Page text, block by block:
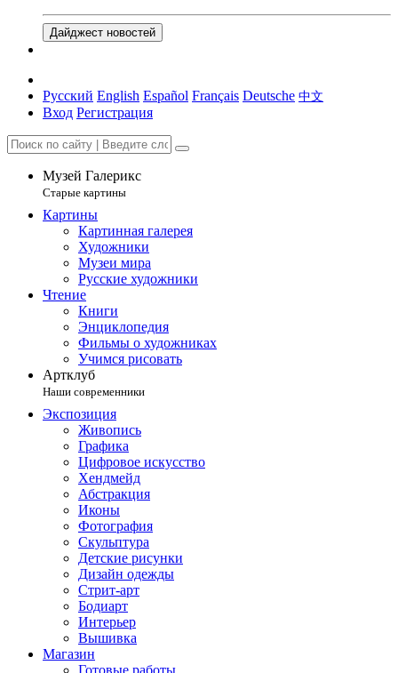
Дайджест новостей
Русский English Español Français Deutsche 中文
Вход Регистрация
Музей Галерикс
Старые картины
Картины
Картинная галерея
Художники
Музеи мира
Русские художники
Чтение
Книги
Энциклопедия
Фильмы о художниках
Учимся рисовать
Артклуб
Наши современники
Экспозиция
Живопись
Графика
Цифровое искусство
Хендмейд
Абстракция
Иконы
Фотография
Скульптура
Детские рисунки
Дизайн одежды
Стрит-арт
Бодиарт
Интерьер
Вышивка
Магазин
Готовые работы